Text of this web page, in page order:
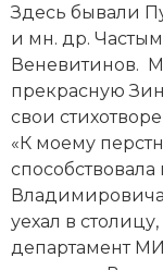
Здесь бывали
и мн. др.
Веневитинов.
прекрасную
свои
«К моему
Владимировича
уехал в
департамент